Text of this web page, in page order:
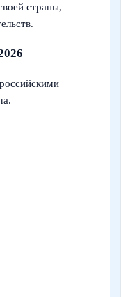
страны,